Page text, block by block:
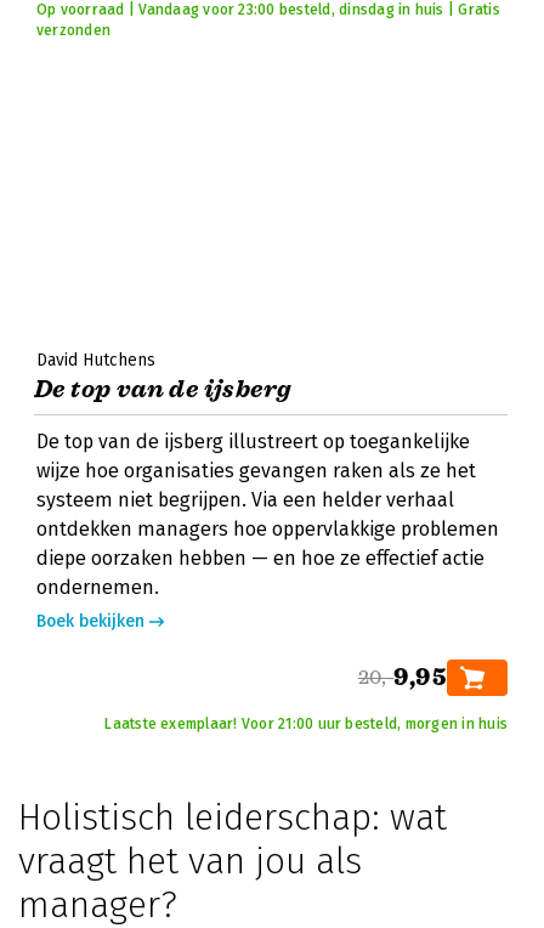
Op voorraad | Vandaag voor 23:00 besteld, dinsdag in huis | Gratis
verzonden
David Hutchens
De top van de ijsberg
De top van de ijsberg illustreert op toegankelijke
wijze hoe organisaties gevangen raken als ze het
systeem niet begrijpen. Via een helder verhaal
ontdekken managers hoe oppervlakkige problemen
diepe oorzaken hebben — en hoe ze effectief actie
ondernemen.
Boek bekijken
20,-9,95
Laatste exemplaar! Voor 21:00 uur besteld, morgen in huis
Holistisch leiderschap: wat
vraagt het van jou als
manager?